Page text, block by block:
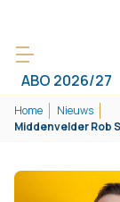
ABO 2026/27
Home
Nieuws
Middenvelder Rob